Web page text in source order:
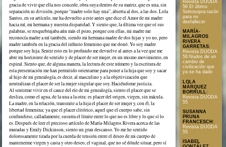
gracia de vivir que ella nos concede, obra suya dentro de su matriz, que es una, sin
separación ni división, porque “madre solo hay una”, abierta al dos, a las dos. Lola
Santos, en su artículo, me ha devuelto a este antes que dice el Amor de mi madre
hacia mí, mi hermana y nuestra disparidad. Y siento que, la última vez que oí sus
palabras, se resquebrajaba aún más el pozo, porque con ellas, mi madre me
reconocía madre a mí también, siendo mi hermana madre de dos hijas y yo no, pero
madre también en la gracia del infinito femenino que me donó. Yo soy madre
porque soy hija. Sentir esto en lo profundo me devuelve al antes a la vez que me
abre mi horizonte de sentido y de placer de ser mujer, en un mismo movimiento, en
espiral. Siento que, de alguna manera, la lectura de este número y la escritura de
esta presentación me han permitido orientarme para poner a la hija que soy y sacar
al hijo de mi genealogía, es decir, al masculino y a la objetivización que
neutralizan el placer de ser la mujer singular que soy. Haciéndome justicia.
Al sentirme vivir en el cauce del río de mi genealogía, siento el placer que se
desliza, como el agua, de la una a la otra: es placer del origen, virgen, sin mácula.
La madre, en la relación, transmite a la hija el placer de ser mujer y, con él, la
libertad femenina; ya que el placer clitórico, aquel que el cuerpo sabe, sin
confundirse, calladamente, susurra el límite entre lo que no es libre y lo que sí lo
es. Después de leer el precioso artículo de María-Milagros Rivera acerca de las
muradas y Emily Dickinson, siento un gran descanso. Yo me he sentido
dolorosamente tirada por la cuerda de tensión entre el deseo de mi cuerpo de
mantenerme virgen y casta y otro deseo, el vaginal, que no sé dónde situar, pero sí
Revista DUODA
56 El último
Sottosopra:razón
para no
desfallecer
MARÍA-
MILAGROS
RIVERA
GARRETAS:
Revista DUODA
56:Nudos de un
cambio de
civilización que
ya se ha dado
LOLA
MÁRQUEZ
BORRULL :
Revista DUODA
55
SUSANNA
PRUNA
FRANCESCH :
Revista DUODA
55
ISABEL